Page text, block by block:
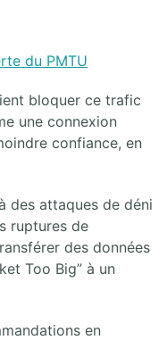
du PMTU
bloquer ce trafic
une connexion
confiance, en
des attaques de déni
ruptures de
des données
Too Big” à un
en